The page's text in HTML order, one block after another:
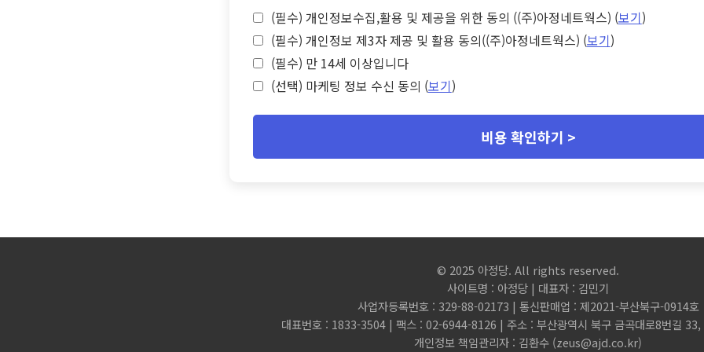
(필수) 개인정보수집,활용 및 제공을 위한 동의 ((주)아정네트웍스) (보기)
(필수) 개인정보 제3자 제공 및 활용 동의((주)아정네트웍스) (보기)
(필수) 만 14세 이상입니다
(선택) 마케팅 정보 수신 동의 (보기)
비용 확인하기 >
© 2025 아정당. All rights reserved.
사이트명 : 아정당 | 대표자 : 김민기
사업자등록번호 : 329-88-02173 | 통신판매업 : 제2021-부산북구-0914호
대표번호 : 1833-3504 | 팩스 : 02-6944-8126 | 주소 : 부산광역시 북구 금곡대로8번길 33,
개인정보 책임관리자 : 김환수 (zeus@ajd.co.kr)